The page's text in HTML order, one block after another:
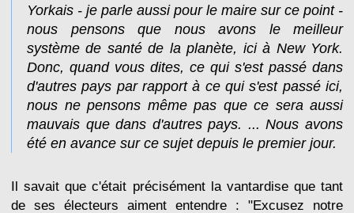
Yorkais - je parle aussi pour le maire sur ce point -
nous pensons que nous avons le meilleur
système de santé de la planète, ici à New York.
Donc, quand vous dites, ce qui s'est passé dans
d'autres pays par rapport à ce qui s'est passé ici,
nous ne pensons même pas que ce sera aussi
mauvais que dans d'autres pays. ... Nous avons
été en avance sur ce sujet depuis le premier jour.
Il savait que c'était précisément la vantardise que tant
de ses électeurs aiment entendre : "Excusez notre